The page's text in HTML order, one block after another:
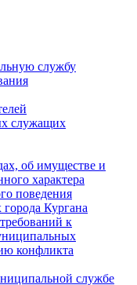
службу
служащих
об имуществе и
характера
поведения
Кургана
к
конфликта
службе